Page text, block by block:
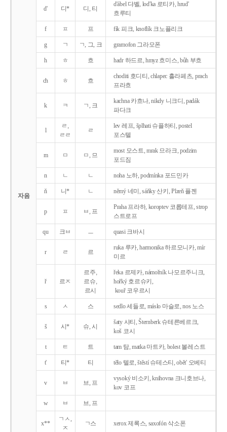
자음
d' 디* 디, 티
d'ábel 댜벨, lod'ka 로티카, hrud'
흐루티
f ㅍ 프 fík 피크, knoflík 크노플리크
g ㄱ ㄱ, 그, 크 gramofon 그라모폰
h ㅎ 흐 hadr 하드르, hmyz 흐미스, bůh 부흐
ch ㅎ 흐
choditi 호디티, chlapec 흘라페츠, prach
프라흐
k ㅋ ㄱ, 크
kachna 카흐나, nikdy 니크디, padák
파다크
l
ㄹ,
ㄹㄹ
ㄹ
lev 레프, šplhati 슈플하티, postel
포스텔
m ㅁ ㅁ, 므
most 모스트, mrak 므라크, podzim
포드짐
n ㄴ ㄴ noha 노하, podmínka 포드민카
ň 니* ㄴ němý 네미, sáňky 산키, Plzeň 플젠
p ㅍ ㅂ, 프
Praha 프라하, koroptev 코롭테프, strop
스트로프
qu 크ㅂ ㅡ quasi 크바시
r ㄹ 르
ruka 루카, harmonika 하르모니카, mír
미르
ř 르ㅈ
르주,
르슈,
르시
řeka 르제카, námořník 나모르주니크,
hořký 호르슈키,
kouř 코우르시
s ㅅ 스 sedlo 세들로, máslo 마슬로, nos 노스
š 시* 슈, 시
šaty 샤티, Šternberk 슈테른베르크,
koš 코시
t ㅌ 트 tam 탐, matka 마트카, bolest 볼레스트
t' 티* 티 tělo 텔로, štěstí 슈테스티, obět' 오베티
v ㅂ 브, 프
vysoký 비소키, knihovna 크니호브나,
kov 코프
w ㅂ 브, 프
x**
ㄱㅅ,
ㅈ
ㄱ스 xerox 제록스, saxofón 삭소폰